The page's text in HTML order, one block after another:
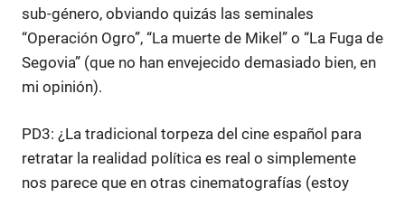
sub-género, obviando quizás las seminales
“Operación Ogro”, “La muerte de Mikel” o “La Fuga de
Segovia” (que no han envejecido demasiado bien, en
mi opinión).
PD3: ¿La tradicional torpeza del cine español para
retratar la realidad política es real o simplemente
nos parece que en otras cinematografías (estoy